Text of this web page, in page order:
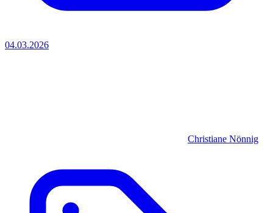
04.03.2026
Christiane Nönnig